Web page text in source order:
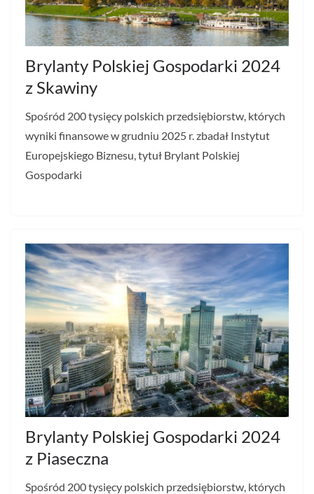
Brylanty Polskiej Gospodarki 2024
z Skawiny
Spośród 200 tysięcy polskich przedsiębiorstw, których
wyniki finansowe w grudniu 2025 r. zbadał Instytut
Europejskiego Biznesu, tytuł Brylant Polskiej
Gospodarki
Brylanty Polskiej Gospodarki 2024
z Piaseczna
Spośród 200 tysięcy polskich przedsiębiorstw, których